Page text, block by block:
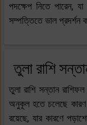
পদক্ষেপ নিতে পারেন,
সম্পত্তিতে ভাল প্রদর্শন
তুলা রাশি
তুলা রাশি সন্তান
অনুকূল হতে চলেছে কারণ
রয়েছে, যার কারণে